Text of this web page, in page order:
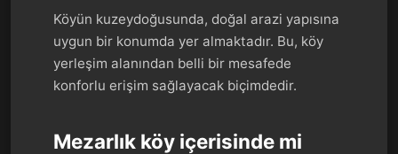
Köyün kuzeydoğusunda, doğal arazi yapısına
uygun bir konumda yer almaktadır. Bu, köy
yerleşim alanından belli bir mesafede
konforlu erişim sağlayacak biçimdedir.
Mezarlık köy içerisinde mi